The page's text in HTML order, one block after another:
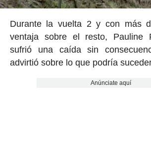
Durante la vuelta 2 y con más
ventaja sobre el resto, Pauline
sufrió una caída sin
advirtió sobre lo que podría
Anúnciate aquí